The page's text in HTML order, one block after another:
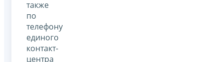
также
по
телефону
единого
контакт-
центра